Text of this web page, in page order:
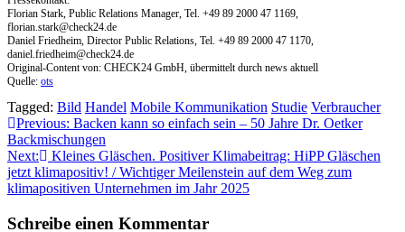
Florian Stark, Public Relations Manager, Tel. +49 89 2000 47 1169,
florian.stark@check24.de
Daniel Friedheim, Director Public Relations, Tel. +49 89 2000 47 1170,
daniel.friedheim@check24.de
Original-Content von: CHECK24 GmbH, übermittelt durch news aktuell
Quelle: ots
Tagged: Bild Handel Mobile Kommunikation Studie Verbraucher
Beitragsnavigation
Previous: Backen kann so einfach sein – 50 Jahre Dr. Oetker
Backmischungen
Next:
Kleines Gläschen. Positiver Klimabeitrag: HiPP Gläschen
jetzt klimapositiv! / Wichtiger Meilenstein auf dem Weg zum
klimapositiven Unternehmen im Jahr 2025
Schreibe einen Kommentar